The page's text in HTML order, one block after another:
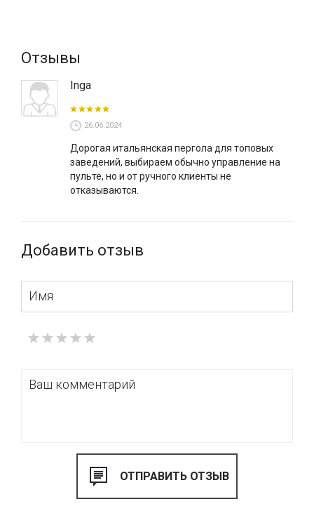
Пергола может быть окрашена в классические, для
данной модели цвета, но, также, возможна покраска по
Ral.
Отзывы
Inga
26.06.2024
Дорогая итальянская пергола для топовых
заведений, выбираем обычно управление на
пульте, но и от ручного клиенты не
отказываются.
Добавить отзыв